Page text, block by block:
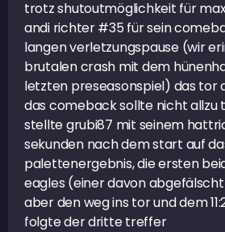
trotz shutoutmöglichkeit für
andi richter #35 für sein
langen verletzungspause (wir
brutalen crash mit dem
letzten preseasonspiel) das tor
das comeback sollte nicht allzu
stellte grubi87 mit seinem
sekunden nach dem start auf
palettenergebnis, die ersten
eagles (einer davon
aber den weg ins tor und dem
folgte der dritte treffer